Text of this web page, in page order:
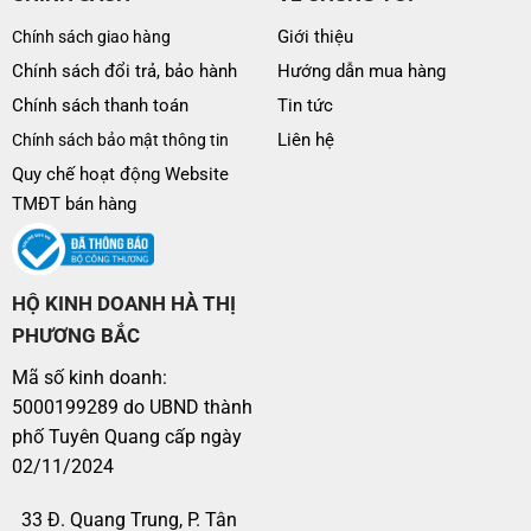
Các gợi ý về phối hợp nội thất:
– Màu sắc khác: Có thể kết hợp với các màu trắng, xám
hoặc xanh lá cây nhạt để tạo sự hài hòa và tươi mới cho
phòng ngủ.
tựa lưng với màu sắc tương đồng hoặc bổ sung để tạo
Chính sách giao hàng
Chính sách đổi trả, bảo hành
Chính sách thanh toán
Chính sách bảo mật thông tin
Quy chế hoạt động Website
TMĐT bán hàng
Giới thiệu
Hướng dẫn mua hàng
Tin tức
Liên hệ
HỘ KINH DOANH HÀ THỊ
PHƯƠNG BẮC
Mã số kinh doanh:
5000199289 do UBND thành
phố Tuyên Quang cấp ngày
02/11/2024
33 Đ. Quang Trung, P. Tân